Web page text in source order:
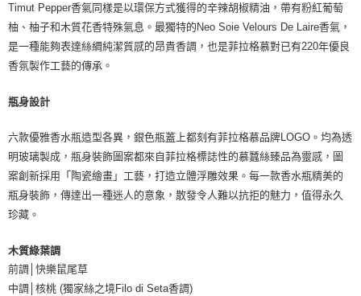
Timut Pepper香氣同樣是以環保方式獲得的辛辣胡椒精油，帶有粉紅葡萄
柚、柚子和木質花香特殊氣息。最獨特的Neo Soie Velours De Laire香氣，
是一種能夠表達絲綢純潔質感的昂貴香調，也是菲拉格慕對已有220年優良
香氛製作工藝的傳承。
瓶身設計
六款優雅香水瓶造型各異，銀色瓶蓋上都刻有菲拉格慕品牌LOGO。均為透
明玻璃製成，瓶身裝飾圖案都來自菲拉格標誌性的慕蠶絲臻品為靈感，圖
案創新採用「陶瓷繪畫」工藝，打造立體浮雕效果。每一款香水瓶精美的
瓶身裝飾，傳達出一種迷人的意象，散發令人難以抗拒的魅力，值得永久
珍藏。
木質綠葉調
前調│快樂鼠尾草
中調│核桃 (獨家絲之境Filo di Seta香調)